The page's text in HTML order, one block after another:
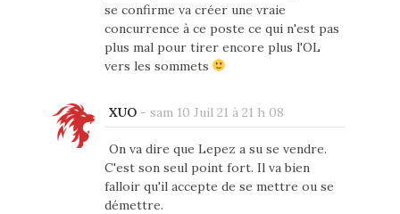
se confirme va créer une vraie
concurrence à ce poste ce qui n'est pas
plus mal pour tirer encore plus l'OL
vers les sommets
XUO- sam 10 Juil 21 à 21 h 08
On va dire que Lepez a su se vendre.
C'est son seul point fort. Il va bien
falloir qu'il accepte de se mettre ou se
démettre.